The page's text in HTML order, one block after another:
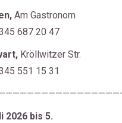
Am Gastronom
687 20 47
Kröllwitzer Str.
551 15 31
2026 bis 5.